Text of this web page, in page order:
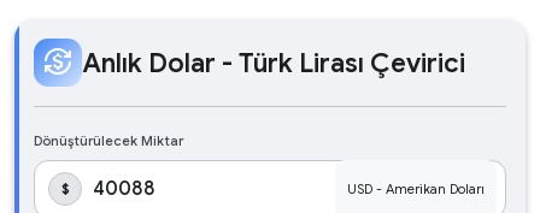
currency_exchange Anlık Dolar - Türk Lirası Çevirici
Dönüştürülecek Miktar
$